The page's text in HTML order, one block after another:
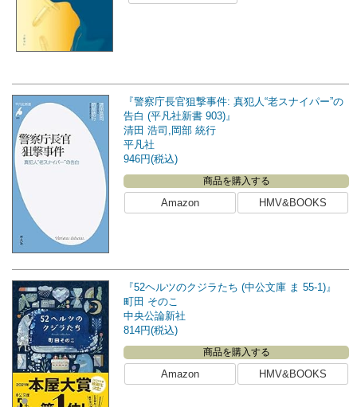
『警察庁長官狙撃事件: 真犯人“老スナイパー”の
告白 (平凡社新書 903)』
清田 浩司,岡部 統行
平凡社
946円(税込)
商品を購入する
Amazon HMV&BOOKS
『52ヘルツのクジラたち (中公文庫 ま 55-1)』
町田 そのこ
中央公論新社
814円(税込)
商品を購入する
Amazon HMV&BOOKS